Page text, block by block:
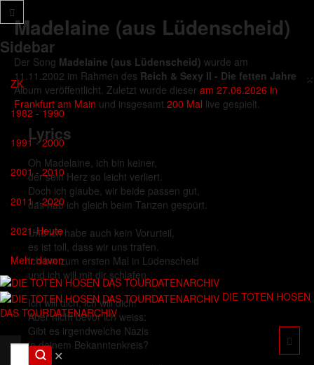
Sidebar
×
ZK
1982 - 1990
1991 - 2000
2001 - 2010
2011 - 2020
2021-Heute
Mehr davon
DIE TOTEN HOSEN
DAS TOURDATENARCHIV
✕
Madelaine (aus Lüdenscheid)
Der Song Madelaine (aus Lüdenscheid) wurde am
11.11.2002 im Rahmen des Reich & Sexy II - Die fetten Jahre
Album veröffentlicht. Zuletzt wurde dieser am 27.06.2026 in
Frankfurt am Main und insgesamt 200 Mal live gespielt.
Lyrics
Oh Madelaine, ich bin keiner,
der sein Herz so leicht verliert.
Doch ich glaube, wir beide passen gut,
das hab ich gleich beim Tanzen gespürt.
Und ich habe auch kein Vorurteil,
es ist toll, dass wir uns trafen.
Ich bin zum ersten Mal in Lüdenscheid
und ich will mit dir schlafen.
Ich will dich, ich will dich!
Aber nicht bevor ich weiss:
Gibt es irgendwelche Nazis
in deinem Bekanntenkreis?